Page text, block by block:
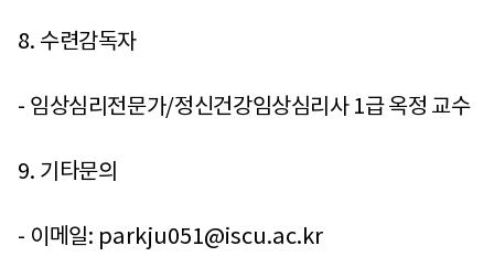
8. 수련감독자
- 임상심리전문가/정신건강임상심리사 1급 옥정 교수
9. 기타문의
- 이메일: parkju051@iscu.ac.kr